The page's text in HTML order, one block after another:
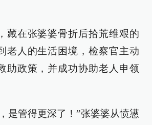
藏在张婆婆骨折后拾荒维艰的
老人的生活困境，检察官主动
助政策，并成功协助老人申领
是管得更深了！”张婆婆从愤懑